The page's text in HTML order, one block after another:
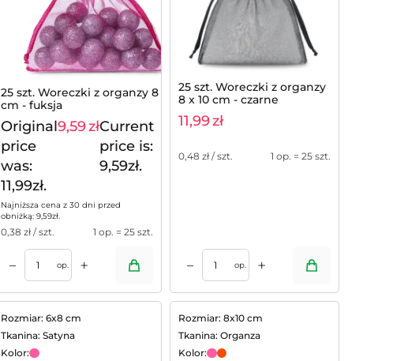
25 szt. Woreczki z organzy 8 x 10
cm - fuksja
11,99 zł
Original
price
was:
11,99zł.
9,59złCurrent
price is:
9,59zł.
Najniższa cena z 30 dni przed
obniżką: 9,59zł.
0,38 zł / szt. 1 op. = 25 szt.
– op. +
25 szt. Woreczki z organzy
8 x 10 cm - czarne
11,99zł
0,48 zł / szt. 1 op. = 25 szt.
– op. +
Rozmiar: 6x8 cm
Tkanina: Satyna
Kolor:
Rozmiar: 8x10 cm
Tkanina: Organza
Kolor: